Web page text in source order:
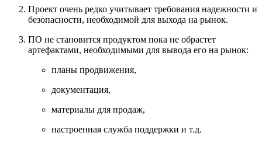
Проект очень редко учитывает требования надежности и
безопасности, необходимой для выхода на рынок.
ПО не становится продуктом пока не обрастет
артефактами, необходимыми для вывода его на рынок:
планы продвижения,
документация,
материалы для продаж,
настроенная служба поддержки и т.д.